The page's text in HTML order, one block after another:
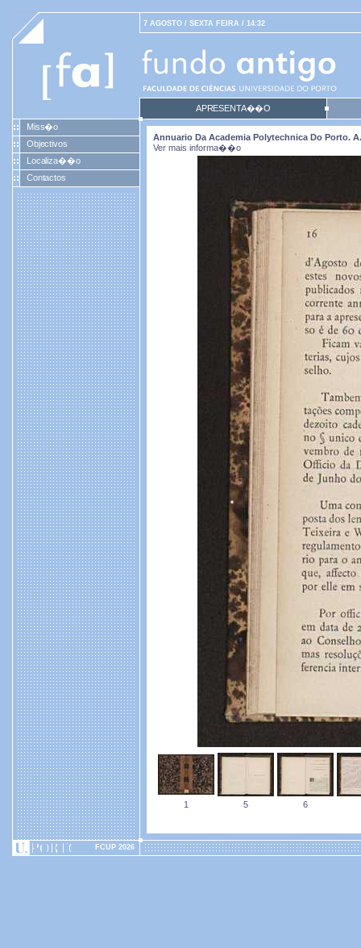
7 AGOSTO / SEXTA FEIRA / 14:32
APRESENTA��O
Miss�o
Objectivos
Localiza��o
Contactos
Annuario Da Academia Polytechnica Do Porto. A.
Ver mais informa��o
1 5 6
FCUP 2026